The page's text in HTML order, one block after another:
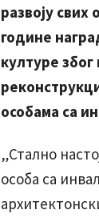
развоју свих
године
културе због
особама са
„Стално
особа са